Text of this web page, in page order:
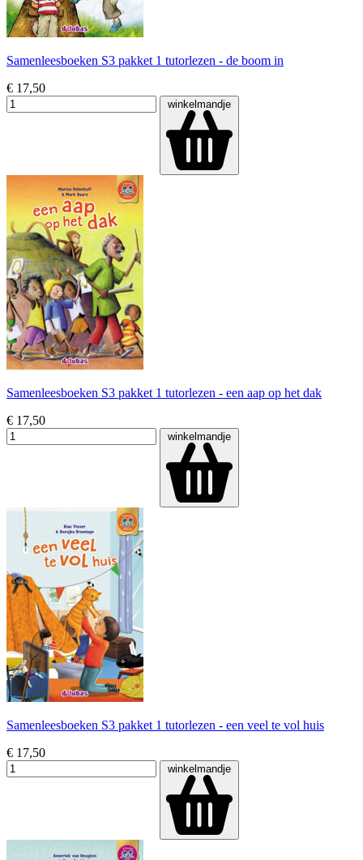
Samenleesboeken S3 pakket 1 tutorlezen - de boom in
€ 17,50
winkelmandje
Samenleesboeken S3 pakket 1 tutorlezen - een aap op het dak
€ 17,50
winkelmandje
Samenleesboeken S3 pakket 1 tutorlezen - een veel te vol huis
€ 17,50
winkelmandje